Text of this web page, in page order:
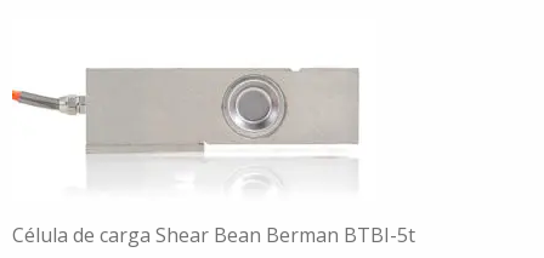
Célula de carga Shear Bean Berman BTBI-5t